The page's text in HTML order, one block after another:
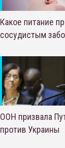
Какое питание
сосудистым
ООН призвала
против Украины